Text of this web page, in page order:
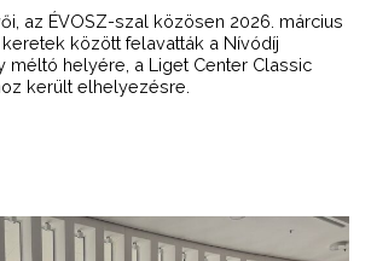
az ÉVOSZ-szal közösen 2026. március
között felavatták a Nívódíj
méltó helyére, a Liget Center Classic
került elhelyezésre.